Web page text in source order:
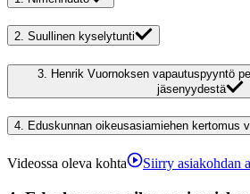
2. Suullinen kyselytunti
3. Henrik Vuornoksen vapautuspyyntö
jäsenyydestä
4. Eduskunnan oikeusasiamiehen kertomus
Videossa oleva kohta Siirry asiakohdan